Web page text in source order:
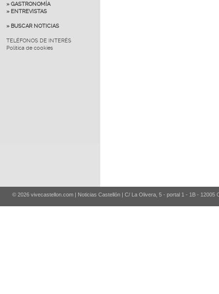
» GASTRONOMÍA
» ENTREVISTAS
» BUSCAR NOTICIAS
TELÉFONOS DE INTERÉS
Política de cookies
© 2026 vivecastellon.com | Noticias Castellón | C/ La Olivera, 5 - portal 1 - 1B - 12005